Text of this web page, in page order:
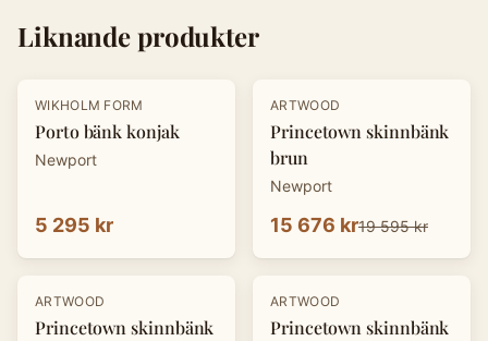
Liknande produkter
WIKHOLM FORM
Porto bänk konjak
Newport
5 295 kr
-20%
ARTWOOD
Princetown skinnbänk
brun
Newport
15 676 kr19 595 kr
-20%
ARTWOOD
Princetown skinnbänk
-20%
ARTWOOD
Princetown skinnbänk